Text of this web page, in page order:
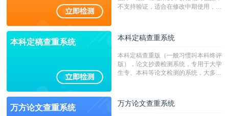
不支持验证，适合在修改中期使用，定
本科定稿查重系统 本科定稿查重系统
本科定稿查重版（一般习惯叫本科终评
版），论文抄袭检测系统，专用于大学
生专、本科等论文检测的系统，大多数
万方论文查重系统 万方论文查重系统